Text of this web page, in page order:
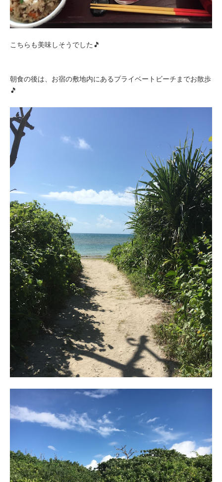
こちらも美味しそうでした🎵
朝食の後は、お宿の敷地内にあるプライベートビーチまでお散歩
🎵